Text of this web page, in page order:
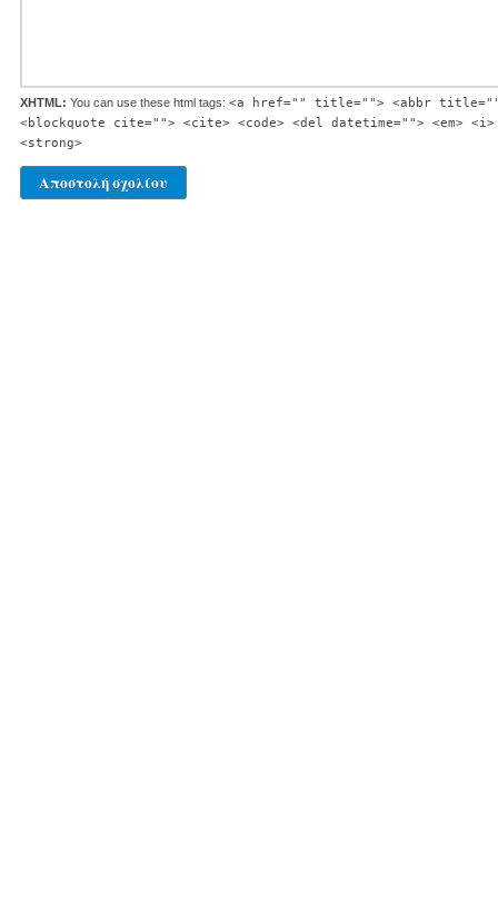
XHTML: You can use these html tags: <a href="" title=""> <abbr
<blockquote cite=""> <cite> <code> <del datetime=""> <em>
<strong>